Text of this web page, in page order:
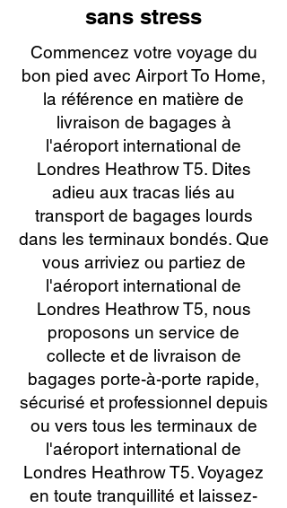
sans stress
Commencez votre voyage du
bon pied avec Airport To Home,
la référence en matière de
livraison de bagages à
l'aéroport international de
Londres Heathrow T5. Dites
adieu aux tracas liés au
transport de bagages lourds
dans les terminaux bondés. Que
vous arriviez ou partiez de
l'aéroport international de
Londres Heathrow T5, nous
proposons un service de
collecte et de livraison de
bagages porte-à-porte rapide,
sécurisé et professionnel depuis
ou vers tous les terminaux de
l'aéroport international de
Londres Heathrow T5. Voyagez
en toute tranquillité et laissez-